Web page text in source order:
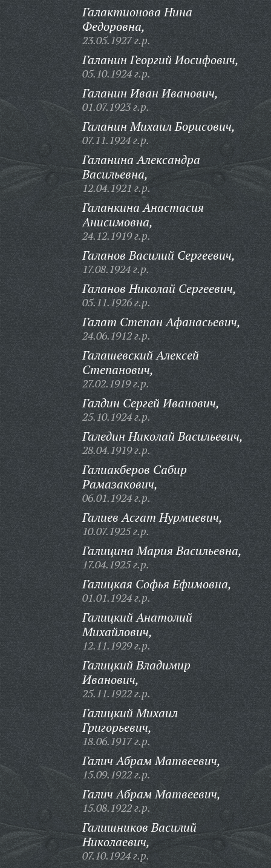
Галактионова Нина
Федоровна,
23.05.1927 г.р.
Галанин Георгий Иосифович,
05.10.1924 г.р.
Галанин Иван Иванович,
01.07.1923 г.р.
Галанин Михаил Борисович,
07.11.1924 г.р.
Галанина Александра
Васильевна,
12.04.1921 г.р.
Галанкина Анастасия
Анисимовна,
24.12.1919 г.р.
Галанов Василий Сергеевич,
17.08.1924 г.р.
Галанов Николай Сергеевич,
05.11.1926 г.р.
Галат Степан Афанасьевич,
24.06.1912 г.р.
Галашевский Алексей
Степанович,
27.02.1919 г.р.
Галдин Сергей Иванович,
25.10.1924 г.р.
Галедин Николай Васильевич,
28.04.1919 г.р.
Галиакберов Сабир
Рамазакович,
06.01.1924 г.р.
Галиев Асгат Нурмиевич,
10.07.1925 г.р.
Галицина Мария Васильевна,
17.04.1925 г.р.
Галицкая Софья Ефимовна,
01.01.1924 г.р.
Галицкий Анатолий
Михайлович,
12.11.1929 г.р.
Галицкий Владимир
Иванович,
25.11.1922 г.р.
Галицкий Михаил
Григорьевич,
18.06.1917 г.р.
Галич Абрам Матвеевич,
15.09.1922 г.р.
Галич Абрам Матвеевич,
15.08.1922 г.р.
Галишников Василий
Николаевич,
07.10.1924 г.р.